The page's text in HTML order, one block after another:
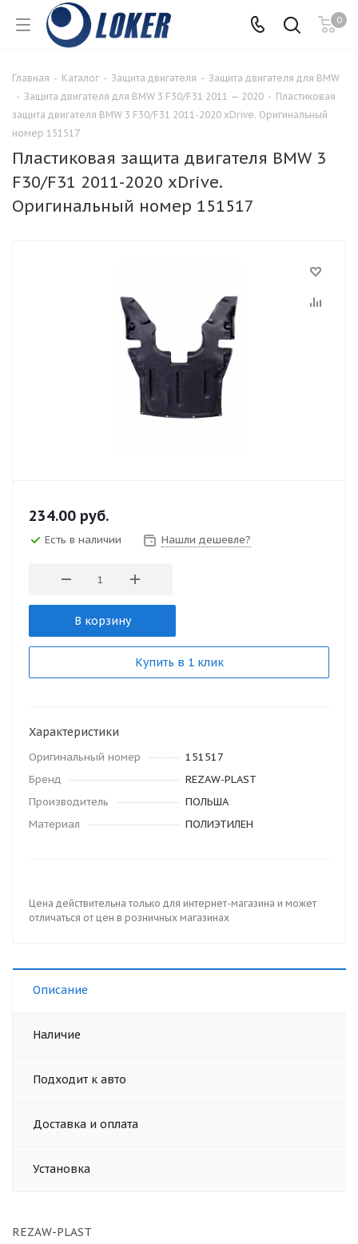
0
Главная - Каталог - Защита двигателя - Защита двигателя для BMW
- Защита двигателя для BMW 3 F30/F31 2011 — 2020 - Пластиковая
защита двигателя BMW 3 F30/F31 2011-2020 xDrive. Оригинальный
номер 151517
Пластиковая защита двигателя BMW 3
F30/F31 2011-2020 xDrive.
Оригинальный номер 151517
234.00 руб.
Есть в наличии Нашли дешевле?
В корзину
Купить в 1 клик
Характеристики
Оригинальный номер
151517
Бренд
REZAW-PLAST
Производитель
ПОЛЬША
Материал
ПОЛИЭТИЛЕН
Цена действительна только для интернет-магазина и может
отличаться от цен в розничных магазинах
Описание
Наличие
Подходит к авто
Доставка и оплата
Установка
REZAW-PLAST